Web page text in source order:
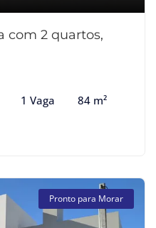
com 2 quartos,
1 Vaga 84 m²
Pronto para Morar